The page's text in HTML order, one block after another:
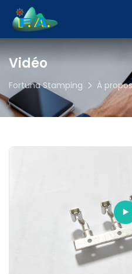
Vidéo
Fortuna Stamping À propos